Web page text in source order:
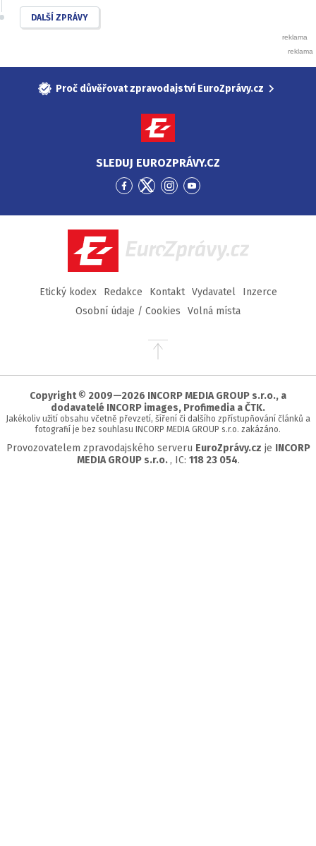
DALŠÍ ZPRÁVY
Proč důvěřovat zpravodajství EuroZprávy.cz
SLEDUJ EUROZPRÁVY.CZ
Přejít
Facebook
Přejít
Twitter
Přejít
Instagram
Přejít
YouTube
EuroZprávy.cz
Etický kodex Redakce Kontakt Vydavatel
Inzerce
Osobní údaje / Cookies
Volná místa
Přejít
stránky
Copyright © 2009—2026 INCORP MEDIA GROUP s.r.o., a
dodavatelé INCORP images, Profimedia a ČTK.
Jakékoliv užití obsahu včetně převzetí, šíření či dalšího zpřístupňování článků a
fotografií je bez souhlasu INCORP MEDIA GROUP s.r.o. zakázáno.
Provozovatelem zpravodajského serveru EuroZprávy.cz je INCORP
MEDIA GROUP s.r.o. , IC: 118 23 054.